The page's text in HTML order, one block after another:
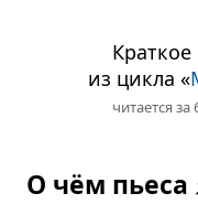
из цикла «
читается за
О чём пьеса